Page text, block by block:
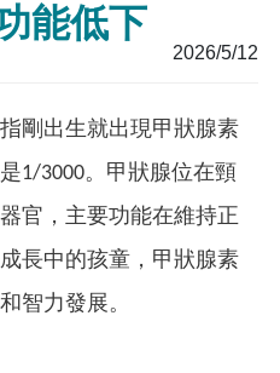
能低下
2026/5/12
剛出生就出現甲狀腺素
1/3000。甲狀腺位在頸
官，主要功能在維持正
長中的孩童，甲狀腺素
智力發展。